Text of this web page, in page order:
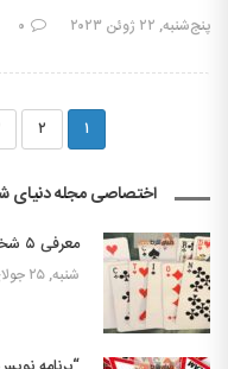
پنج‌شنبه, ۲۲ ژوئن ۲۰۲۳ ۰
۱ ۲
اختصاصی مجله دنیای
معرفی ۵ شخصیت تاریخی که قمارباز بودند
شنبه, ۲۵ جولای ۲۰۲۰